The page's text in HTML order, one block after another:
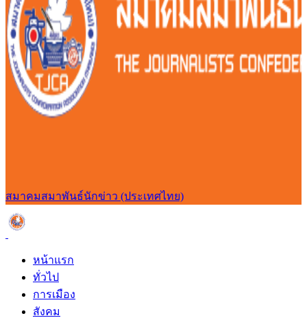
สมาคมสมาพันธ์นักข่าว (ประเทศไทย)
หน้าแรก
ทั่วไป
การเมือง
สังคม